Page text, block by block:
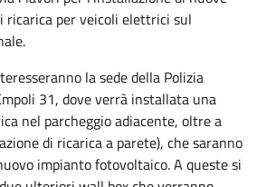
per veicoli elettrici sul
la sede della Polizia
31, dove verrà installata una
nel parcheggio adiacente, oltre a
di ricarica a parete), che saranno
impianto fotovoltaico. A queste si